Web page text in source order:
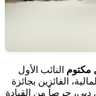
مكتوم النائب الأول
الفائزين بجائزة
للتميز المؤسسي لعام 2025، في دبي، حرصاً من القيادة